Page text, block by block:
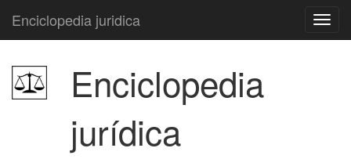
Enciclopedia juridica
Enciclopedia
jurídica